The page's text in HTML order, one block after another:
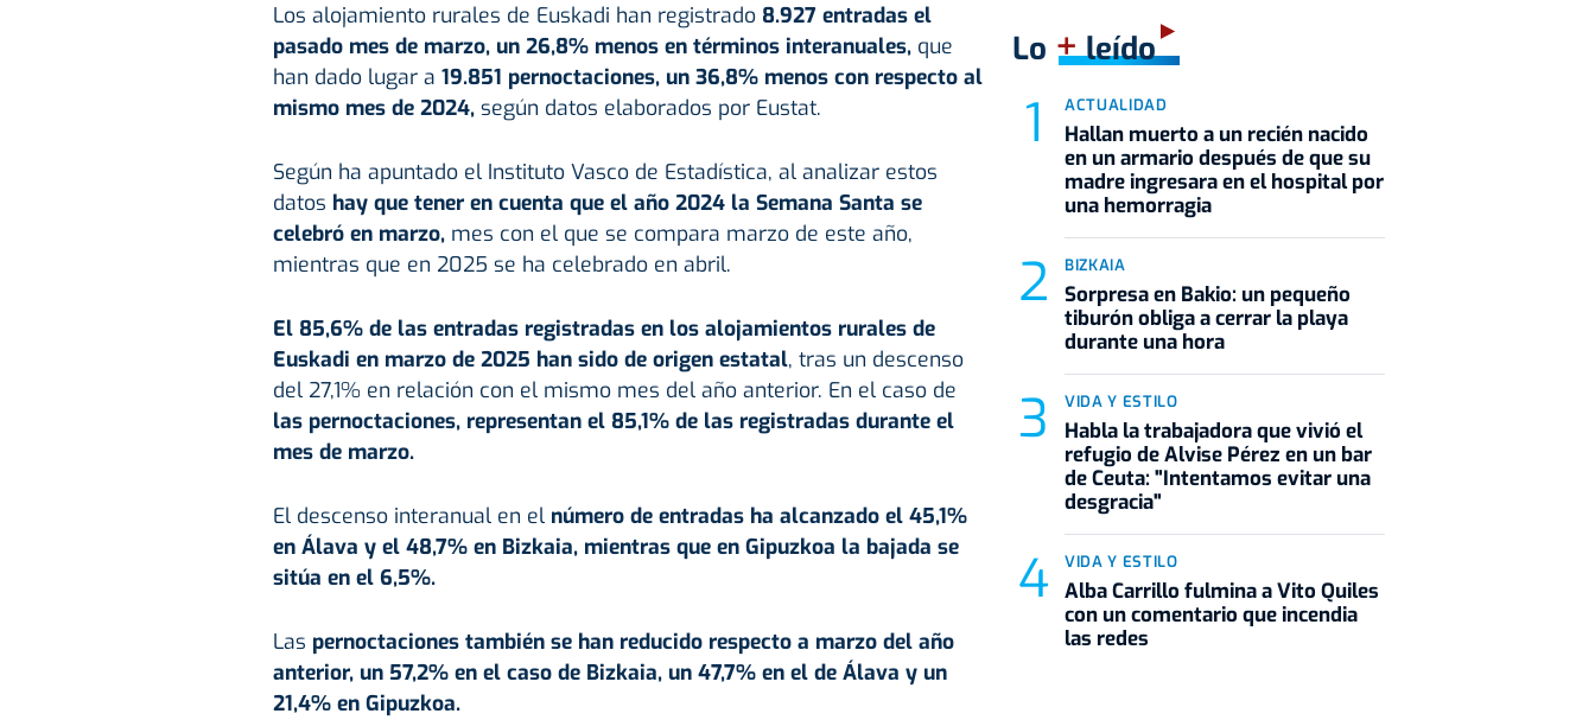
Los alojamiento rurales de Euskadi han registrado8.927 entradas el
pasado mes de marzo, un 26,8% menos en términos interanuales,que
han dado lugar a 19.851 pernoctaciones, un 36,8% menos con respecto al
mismo mes de 2024, según datos elaborados por Eustat.
Según ha apuntado el Instituto Vasco de Estadística, al analizar estos
datos hay que tener en cuenta que el año 2024 la Semana Santa se
celebró en marzo, mes con el que se compara marzo de este año,
mientras que en 2025 se ha celebrado en abril.
El 85,6% de las entradas registradas en los alojamientos rurales de
Euskadi en marzo de 2025 han sido de origen estatal, tras un descenso
del 27,1% en relación con el mismo mes del año anterior. En el caso de
las pernoctaciones, representan el 85,1% de las registradas durante el
mes de marzo.
El descenso interanual en el número de entradas ha alcanzado el 45,1%
en Álava y el 48,7% en Bizkaia, mientras que en Gipuzkoa la bajada se
sitúa en el 6,5%.
Las pernoctaciones también se han reducido respecto a marzo del año
anterior, un 57,2% en el caso de Bizkaia, un 47,7% en el de Álava y un
21,4% en Gipuzkoa.
Lo +leído
ACTUALIDAD
Hallan muerto a un recién nacido
en un armario después de que su
madre ingresara en el hospital por
una hemorragia
BIZKAIA
Sorpresa en Bakio: un pequeño
tiburón obliga a cerrar la playa
durante una hora
VIDA Y ESTILO
Habla la trabajadora que vivió el
refugio de Alvise Pérez en un bar
de Ceuta: "Intentamos evitar una
desgracia"
VIDA Y ESTILO
Alba Carrillo fulmina a Vito Quiles
con un comentario que incendia
las redes